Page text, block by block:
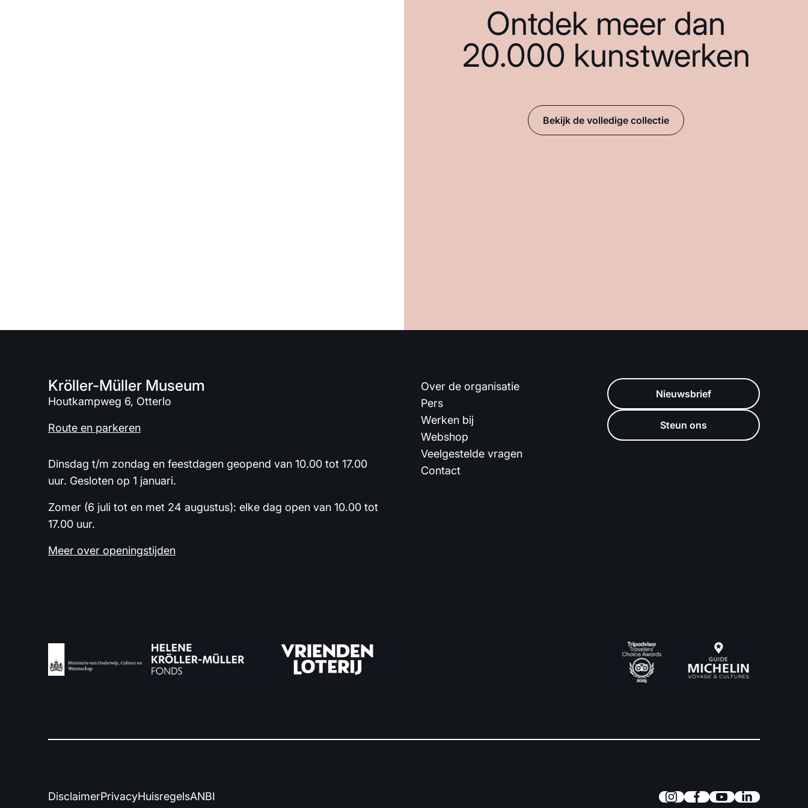
Ontdek meer dan
20.000 kunstwerken
Bekijk de volledige collectie
Kröller-Müller Museum
Houtkampweg 6, Otterlo
Route en parkeren
Dinsdag t/m zondag en feestdagen geopend van 10.00 tot 17.00
uur. Gesloten op 1 januari.
Zomer (6 juli tot en met 24 augustus): elke dag open van 10.00 tot
17.00 uur.
Meer over openingstijden
Over de organisatie
Pers
Werken bij
Webshop
Veelgestelde vragen
Contact
Nieuwsbrief
Steun ons
DisclaimerPrivacyHuisregelsANBI